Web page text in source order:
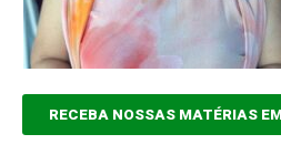
RECEBA NOSSAS MATÉRIAS